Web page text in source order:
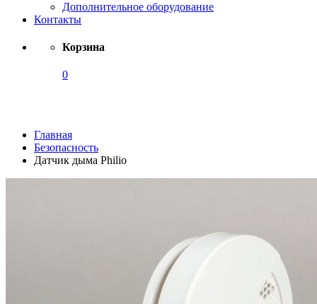
Дополнительное оборудование
Контакты
Корзина
0
Главная
Безопасность
Датчик дыма Philio